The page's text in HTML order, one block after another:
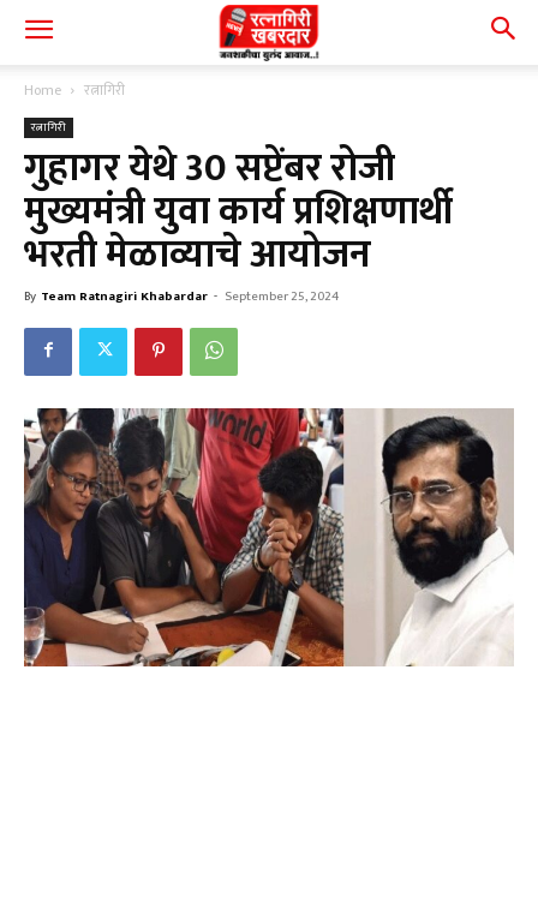
Home रत्नागिरी
रत्नागिरी
गुहागर येथे 30 सप्टेंबर रोजी
मुख्यमंत्री युवा कार्य प्रशिक्षणार्थी
भरती मेळाव्याचे आयोजन
By Team Ratnagiri Khabardar - September 25, 2024